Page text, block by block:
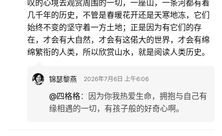
叹的心境去观赏周围的一切，一座山，一条河都有着
几千年的历史，不管是春暖花开还是天寒地冻，它们
始终不变的坚守着一方土地；正是因为有它们的存
在，才会有大自然，才会有这偌大的世界，才会有绵
绵繁衔的人类，所以欣赏山水，就是阅读人类历史。
锦瑟黎燕 2026年7月6日 上午6:06
@四格格： 因为你我热爱生命，拥抱与自己有
缘相遇的一切，有孩子般的好奇心啊。